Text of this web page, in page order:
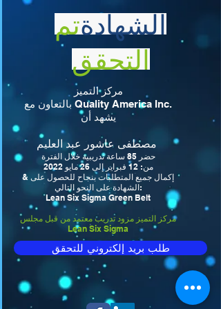
الشهادةتم
التحقق
مركز التميز
بالتعاون مع Quality America Inc.
يشهد أن
حضر 85 ساعة تدريبية خلال الفترة
من: 12 فبراير إلى 26 مايو 2022
& إكمال جميع المتطلبات بنجاح للحصول على
الشهادة على النحو التالي:
Lean Six Sigma Green Belt
مركز التميز مزود تدريب معتمد من قبل مجلس
Lean Six Sigma
طلب بريد إلكتروني للتحقق